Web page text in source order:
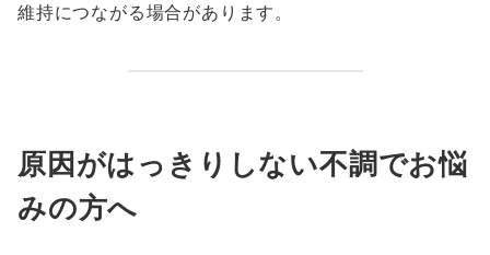
維持につながる場合があります。
原因がはっきりしない不調でお悩
みの方へ